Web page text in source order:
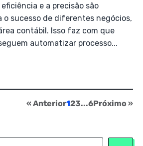
e a precisão são
sucesso de diferentes negócios,
contábil. Isso faz com que
automatizar processo...
« Anterior123...6Próximo »